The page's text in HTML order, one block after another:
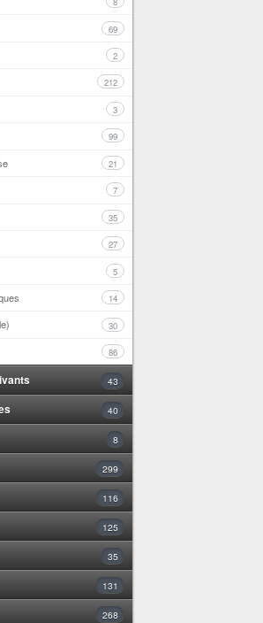
69
2
212
3
99
21
7
35
27
5
14
30
86
43
40
8
299
116
125
35
131
268